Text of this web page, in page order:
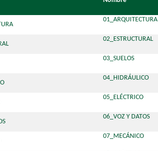
01_ARQUITECTURA
02_ESTRUCTURAL
03_SUELOS
04_HIDRÁULICO
05_ELÉCTRICO
06_VOZ Y DATOS
07_MECÁNICO